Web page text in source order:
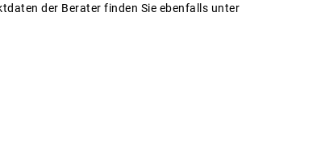
der Berater finden Sie ebenfalls unter